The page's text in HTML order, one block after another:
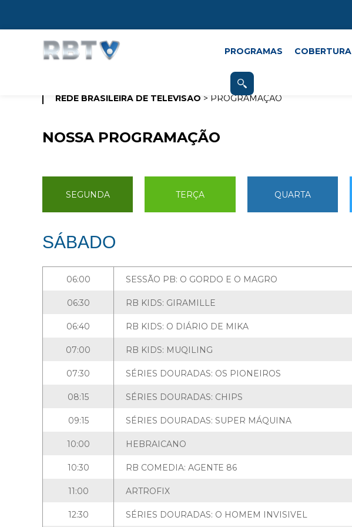
PROGRAMAS COBERTURA
REDE BRASILEIRA DE TELEVISÃO > PROGRAMAÇÃO
NOSSA PROGRAMAÇÃO
SEGUNDA TERÇA QUARTA
SÁBADO
06:00 SESSÃO PB: O GORDO E O MAGRO
06:30 RB KIDS: GIRAMILLE
06:40 RB KIDS: O DIÁRIO DE MIKA
07:00 RB KIDS: MUQILING
07:30 SÉRIES DOURADAS: OS PIONEIROS
08:15 SÉRIES DOURADAS: CHIPS
09:15 SÉRIES DOURADAS: SUPER MÁQUINA
10:00 HEBRAICANO
10:30 RB COMEDIA: AGENTE 86
11:00 ARTROFIX
12:30 SÉRIES DOURADAS: O HOMEM INVISIVEL